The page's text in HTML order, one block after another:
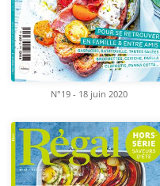
N°19 - 18 juin 2020